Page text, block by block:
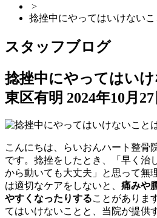
>
捻挫中にやってはいけない
スタッフブログ
捻挫中にやってはい
東区有明 2024年10月27
こんにちは、らいおんハート整骨
です。捻挫をしたとき、「早く治
から動いても大丈夫」と思って無
は適切なケアをしないと、 痛みや
やすくなったりすることがありま
てはいけないことと、当院が提供